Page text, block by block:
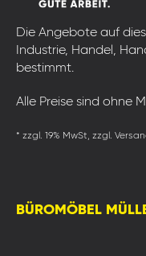
Die Angebote auf
Industrie, Handel,
bestimmt.
Alle Preise sind ohne
* zzgl. 19% MwSt, zzgl.
BÜROMÖBEL